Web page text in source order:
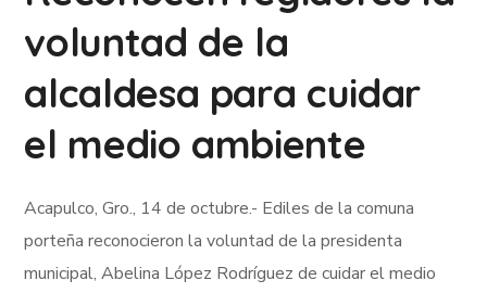
voluntad de la
alcaldesa para cuidar
el medio ambiente
Acapulco, Gro., 14 de octubre.- Ediles de la comuna
porteña reconocieron la voluntad de la presidenta
municipal, Abelina López Rodríguez de cuidar el medio